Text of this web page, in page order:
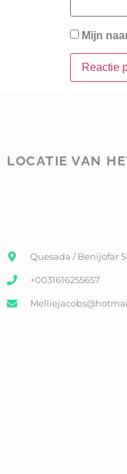
Mijn
LOCATIE VAN
Quesada / Benijofar
+0031616255657